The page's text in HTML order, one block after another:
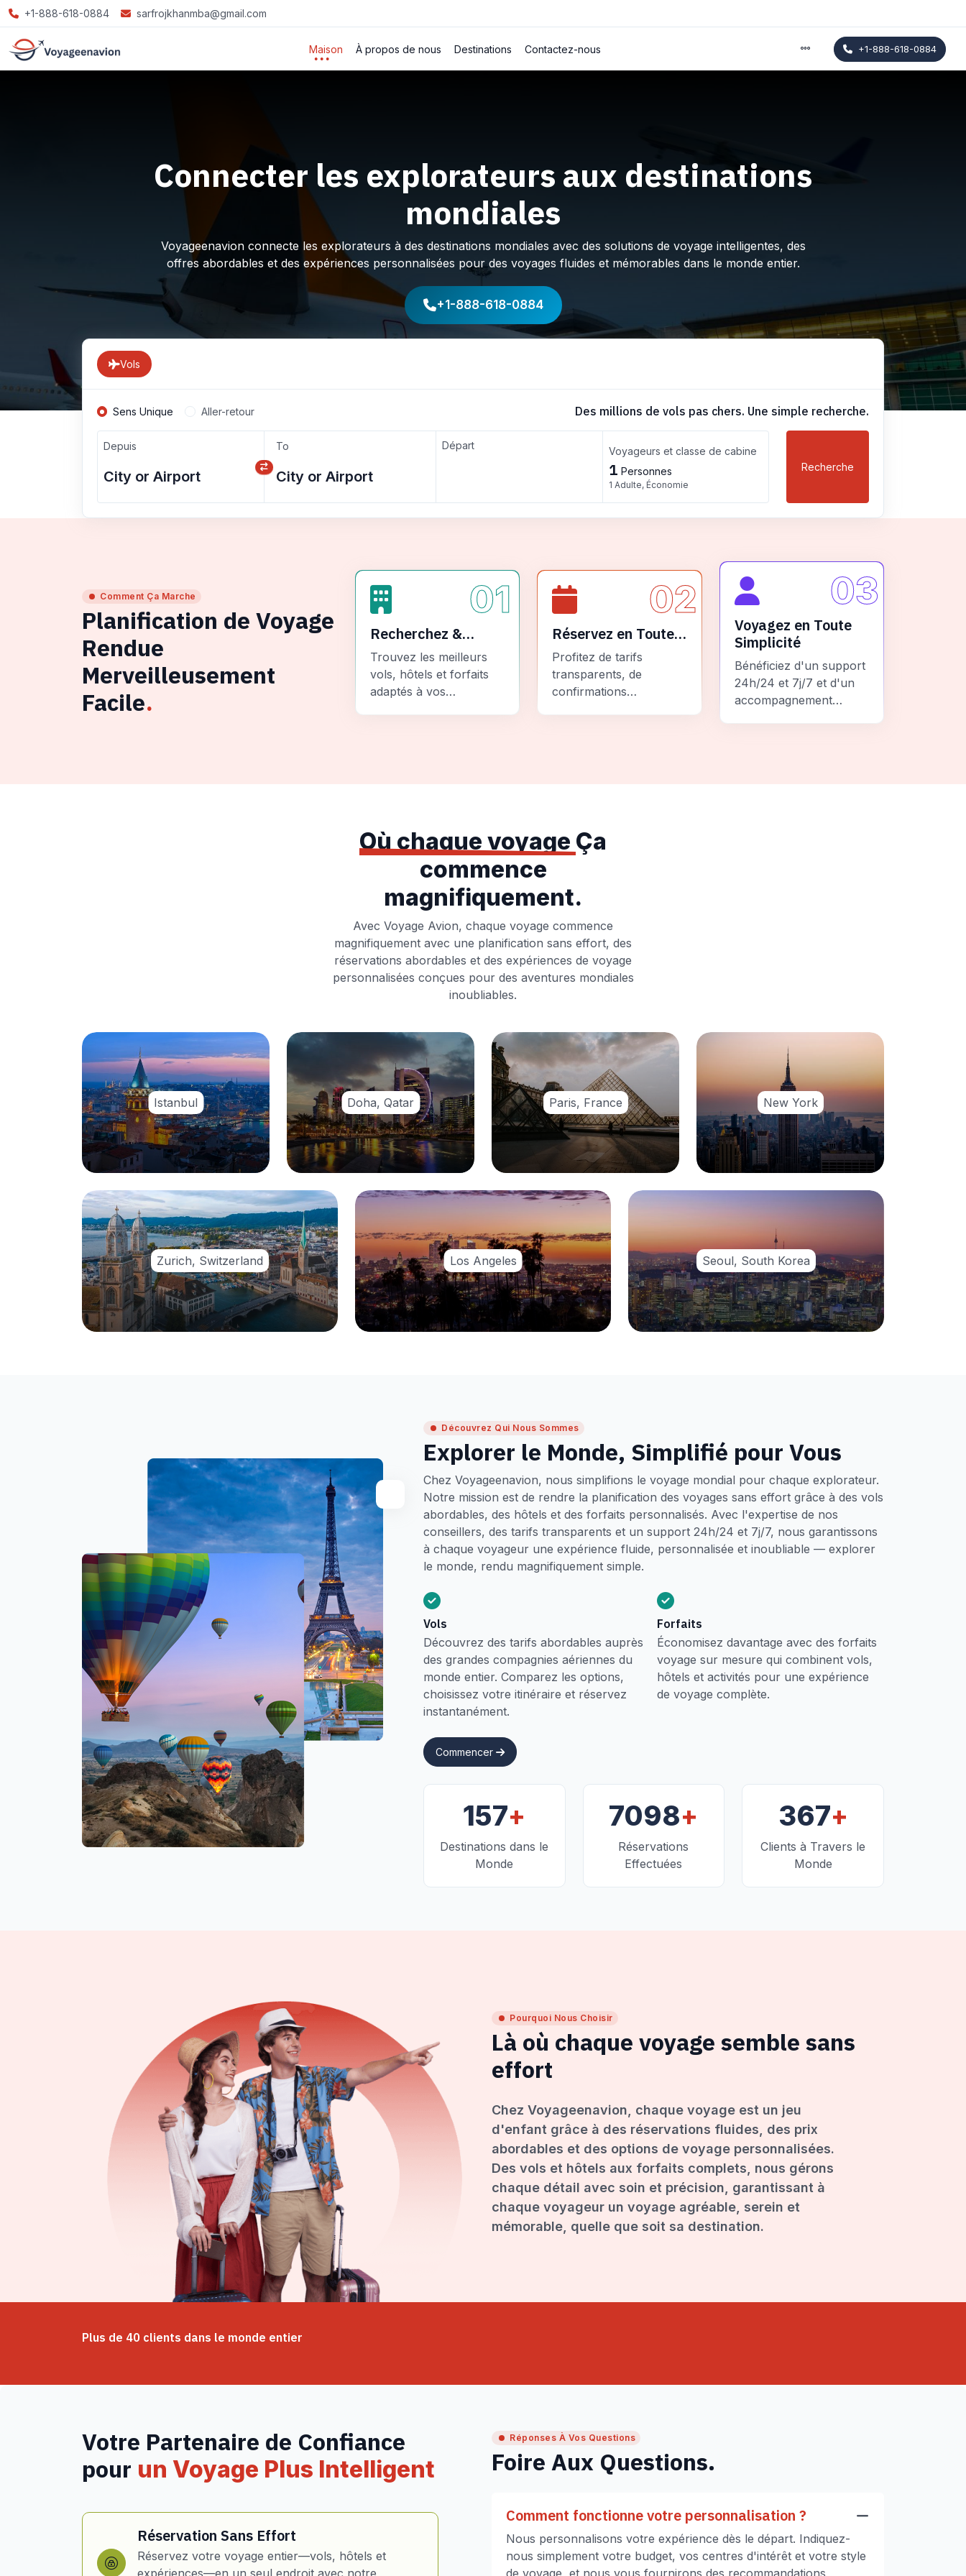
+1-888-618-0884 sarfrojkhanmba@gmail.com
Maison À propos de nous Destinations Contactez-nous +1-888-618-0884
Connecter les explorateurs aux destinations
mondiales
Voyageenavion connecte les explorateurs à des destinations mondiales avec des solutions de voyage intelligentes, des
offres abordables et des expériences personnalisées pour des voyages fluides et mémorables dans le monde entier.
+1-888-618-0884
Vols
Sens Unique Aller-retour Des millions de vols pas chers. Une simple recherche.
Depuis To Départ Voyageurs et classe de cabine
1 Personnes
1 Adulte, Économie
Recherche
Comment Ça Marche
Planification de Voyage
Rendue
Merveilleusement
Facile.
01
Recherchez &
Comparez
Trouvez les meilleurs
vols, hôtels et forfaits
adaptés à vos
02
Réservez en Toute
Sécurité
Profitez de tarifs
transparents, de
confirmations
03
Voyagez en Toute
Simplicité
Bénéficiez d'un support
24h/24 et 7j/7 et d'un
accompagnement
Où chaque voyage Ça
commence
magnifiquement.
Avec Voyage Avion, chaque voyage commence
magnifiquement avec une planification sans effort, des
réservations abordables et des expériences de voyage
personnalisées conçues pour des aventures mondiales
inoubliables.
Istanbul Doha, Qatar Paris, France New York
Zurich, Switzerland Los Angeles Seoul, South Korea
Découvrez Qui Nous Sommes
Explorer le Monde, Simplifié pour Vous
Chez Voyageenavion, nous simplifions le voyage mondial pour chaque explorateur.
Notre mission est de rendre la planification des voyages sans effort grâce à des vols
abordables, des hôtels et des forfaits personnalisés. Avec l'expertise de nos
conseillers, des tarifs transparents et un support 24h/24 et 7j/7, nous garantissons
à chaque voyageur une expérience fluide, personnalisée et inoubliable — explorer
le monde, rendu magnifiquement simple.
Vols
Découvrez des tarifs abordables auprès
des grandes compagnies aériennes du
monde entier. Comparez les options,
choisissez votre itinéraire et réservez
instantanément.
Forfaits
Économisez davantage avec des forfaits
voyage sur mesure qui combinent vols,
hôtels et activités pour une expérience
de voyage complète.
Commencer
157+
Destinations dans le
Monde
7098+
Réservations
Effectuées
367+
Clients à Travers le
Monde
Pourquoi Nous Choisir
Là où chaque voyage semble sans
effort
Chez Voyageenavion, chaque voyage est un jeu
d'enfant grâce à des réservations fluides, des prix
abordables et des options de voyage personnalisées.
Des vols et hôtels aux forfaits complets, nous gérons
chaque détail avec soin et précision, garantissant à
chaque voyageur un voyage agréable, serein et
mémorable, quelle que soit sa destination.
Plus de 40 clients dans le monde entier
Votre Partenaire de Confiance
pour un Voyage Plus Intelligent
Réservation Sans Effort
Réservez votre voyage entier—vols, hôtels et
expériences—en un seul endroit avec notre
Réponses À Vos Questions
Foire Aux Questions.
Comment fonctionne votre personnalisation ?
Nous personnalisons votre expérience dès le départ. Indiquez-
nous simplement votre budget, vos centres d'intérêt et votre style
de voyage, et nous vous fournirons des recommandations